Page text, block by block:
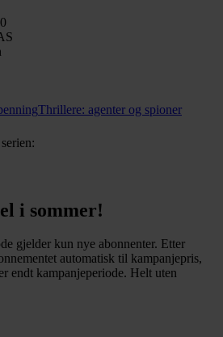
Thrillere: agenter og spioner
i sommer!
gjelder kun nye abonnenter. Etter
automatisk til kampanjepris,
endt kampanjeperiode. Helt uten